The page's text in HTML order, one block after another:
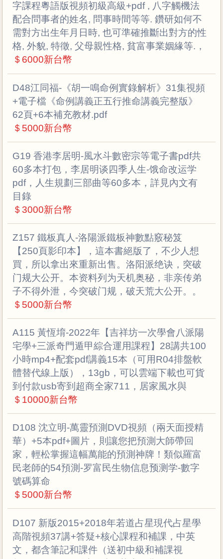
字課程粵語版視頻初級高級+pdf , 八字觸機法
配合問事者的姓名, 問事時間等等. 鑽研如何不
需對方出生年月日時, 也可準確推斷出對方的性
格, 外貌, 特徵, 父母親性格, 貧富事業姻緣等.，
＄6000新台幣
D48江同福-《胡一鳴命例實錄解析》31集視頻
+電子檔《命例講義正五行推命講義完整版》
62頁+6本補充教材.pdf
＄5000新台幣
G19 香港李居明-風水斗數密宗等電子書pdf共
60多本打包，李居明谈四季人生-饿命改运学
pdf，人生規劃三部曲等60多本，詳見內文有
目錄
＄3000新台幣
Z157 鐵板真人-洛陽派鐵板神數點竅秘笈
【250頁影印本】，這本書絕版了，不少人想
買，所以拿出來重新出售。洛阳派绝诀，突破
门规大公开。本资料列为天机奥秘，非亲传弟
子不得外泄，今突破门规，破天荒大公开。。
＄5000新台幣
A115 黃恆堉-2022年【吉祥坊一次學會八派陽
宅學+三派奇門遁甲綜合運用課程】28講共100
小時mp4+配套pdf講義15本（可用R04排盤軟
體替代線上版），13gb，可以雲端下載也可貨
到付款usb寄到超商全家711，居家風水與
＄10000新台幣
D108 沈立明-萬靈預測DVD視頻（兩天面授精
華）+5本pdf+圖片，則讓您把預測大師帶回
家，輕松掌握這幅萬能的預測神牌！類似羅富
民老師的54預測-罗富民生物信息预测学-數字
號碼算命
＄5000新台幣
D107 新版2015+2018年若道占星現代占星學
高階視頻37講+答疑+核心課程和補課，中英
文，都含筆記和課件（送初中級和補課視